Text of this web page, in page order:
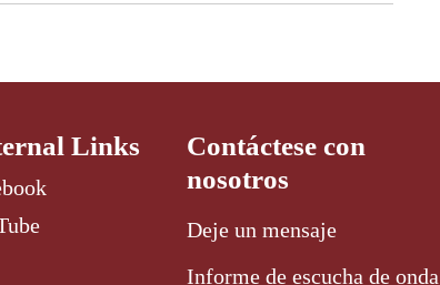
Links
Contáctese con
nosotros
Deje un mensaje
Informe de escucha de onda